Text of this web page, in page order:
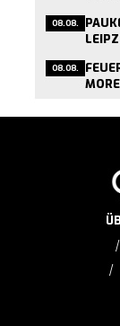
08.08.
08.08.